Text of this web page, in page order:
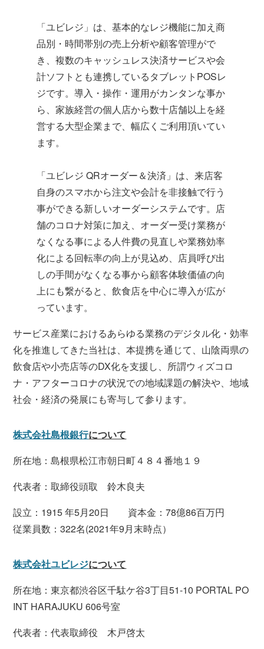
「ユビレジ」は、基本的なレジ機能に加え商
品別・時間帯別の売上分析や顧客管理がで
き、複数のキャッシュレス決済サービスや会
計ソフトとも連携しているタブレットPOSレ
ジです。導入・操作・運用がカンタンな事か
ら、家族経営の個人店から数十店舗以上を経
営する大型企業まで、幅広くご利用頂いてい
ます。
「ユビレジ QRオーダー＆決済」は、来店客
自身のスマホから注文や会計を非接触で行う
事ができる新しいオーダーシステムです。店
舗のコロナ対策に加え、オーダー受け業務が
なくなる事による人件費の見直しや業務効率
化による回転率の向上が見込め、店員呼び出
しの手間がなくなる事から顧客体験価値の向
上にも繋がると、飲食店を中心に導入が広が
っています。
サービス産業におけるあらゆる業務のデジタル化・効率
化を推進してきた当社は、本提携を通じて、山陰両県の
飲食店や小売店等のDX化を支援し、所謂ウィズコロ
ナ・アフターコロナの状況での地域課題の解決や、地域
社会・経済の発展にも寄与して参ります。
株式会社島根銀行について
所在地：島根県松江市朝日町４８４番地１９
代表者：取締役頭取 鈴木良夫
設立：1915 年5月20日 資本金：78億86百万円
従業員数：322名(2021年9月末時点）
株式会社ユビレジについて
所在地：東京都渋谷区千駄ケ谷3丁目51-10 PORTAL PO
INT HARAJUKU 606号室
代表者：代表取締役 木戸啓太